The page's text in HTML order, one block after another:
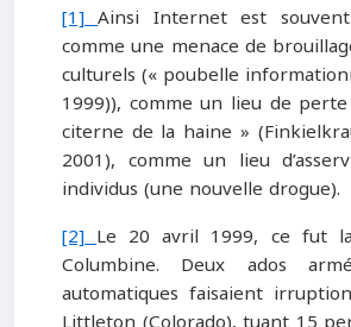
[1]Ainsi Internet est
comme une menace de
culturels (« poubelle
1999)), comme un lieu de
citerne de la haine »
2001), comme un lieu
individus (une nouvelle drogue).
[2]Le 20 avril 1999, ce fut
Columbine. Deux ados
automatiques faisaient